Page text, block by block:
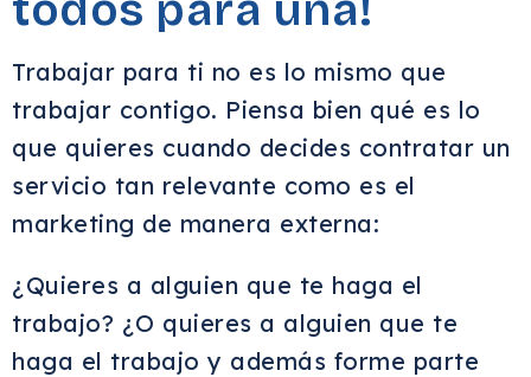
Trabajar para ti no es lo mismo que
trabajar contigo. Piensa bien qué es lo
que quieres cuando decides contratar un
servicio tan relevante como es el
marketing de manera externa:
¿Quieres a alguien que te haga el
trabajo? ¿O quieres a alguien que te
haga el trabajo y además forme parte